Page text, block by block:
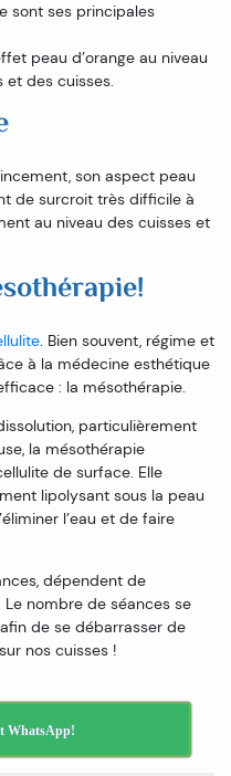
sont ses principales
peau d’orange au niveau
et des cuisses.
son aspect peau
de surcroit très difficile à
au niveau des cuisses et
. Bien souvent, régime et
à la médecine esthétique
: la mésothérapie.
particulièrement
la mésothérapie
de surface. Elle
lipolysant sous la peau
l’eau et de faire
dépendent de
nombre de séances se
de se débarrasser de
nos cuisses !
WhatsApp!